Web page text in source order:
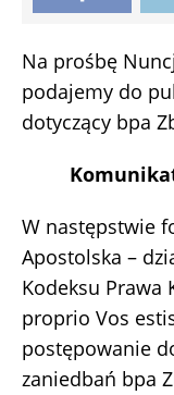
Na prośbę
podajemy do
dotyczący bpa
W następstwie
Apostolska –
Kodeksu Prawa
proprio Vos
postępowanie
zaniedbań bpa